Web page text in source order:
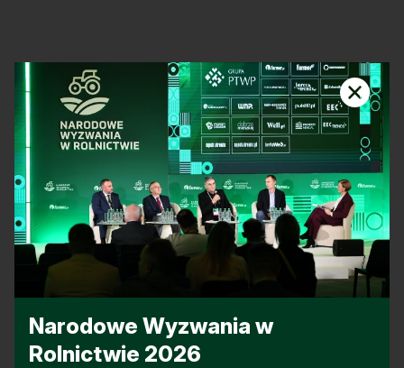
Retransmisja sesji
Narodowe Wyzwania w
Rolnictwie 2026